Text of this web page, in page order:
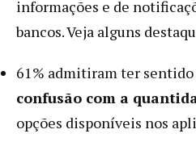
informações e de
bancos. Veja alguns
61% admitiram ter
confusão com a
opções disponíveis nos